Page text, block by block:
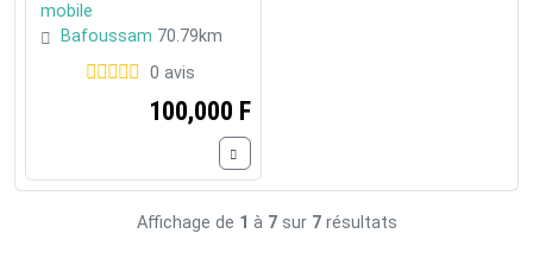
mobile
Bafoussam 70.79km
0 avis
100,000 F
Affichage de 1 à 7sur 7résultats